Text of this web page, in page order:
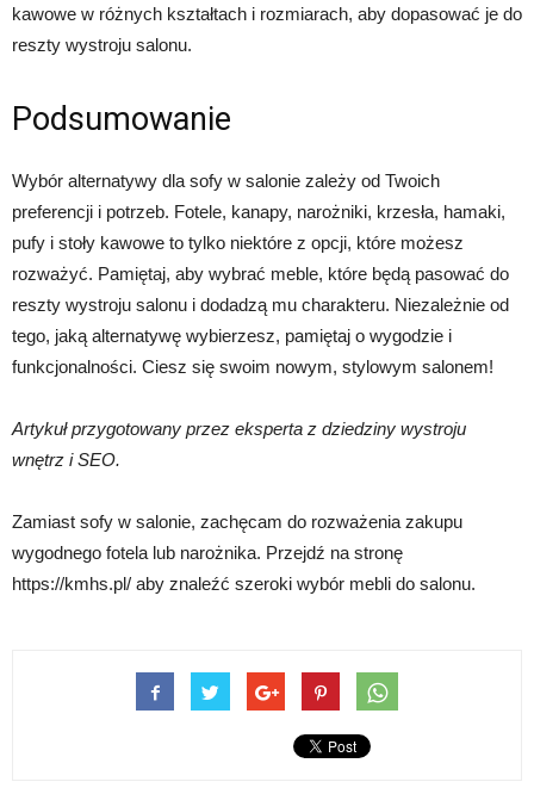
kawowe w różnych kształtach i rozmiarach, aby dopasować je do
reszty wystroju salonu.
Podsumowanie
Wybór alternatywy dla sofy w salonie zależy od Twoich
preferencji i potrzeb. Fotele, kanapy, narożniki, krzesła, hamaki,
pufy i stoły kawowe to tylko niektóre z opcji, które możesz
rozważyć. Pamiętaj, aby wybrać meble, które będą pasować do
reszty wystroju salonu i dodadzą mu charakteru. Niezależnie od
tego, jaką alternatywę wybierzesz, pamiętaj o wygodzie i
funkcjonalności. Ciesz się swoim nowym, stylowym salonem!
Artykuł przygotowany przez eksperta z dziedziny wystroju
wnętrz i SEO.
Zamiast sofy w salonie, zachęcam do rozważenia zakupu
wygodnego fotela lub narożnika. Przejdź na stronę
https://kmhs.pl/ aby znaleźć szeroki wybór mebli do salonu.